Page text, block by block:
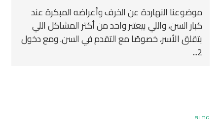
موضوعنا النهاردة عن الخرف وأعراضه المبكرة عند
كبار السن، واللي بيعتبر واحد من أكتر المشاكل اللي
بتقلق الأسر، خصوصًا مع التقدم في السن. ومع دخول
2...